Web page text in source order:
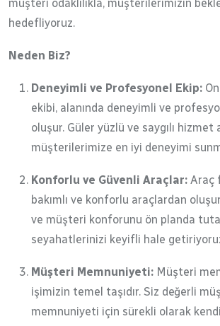
müşteri odaklılıkla, müşterilerimizin
hedefliyoruz.
Neden Biz?
Deneyimli ve Profesyonel Ekip:
ekibi, alanında deneyimli ve
oluşur. Güler yüzlü ve saygılı hizmet
müşterilerimize en iyi deneyimi
Konforlu ve Güvenli Araçlar: Araç
bakımlı ve konforlu araçlardan
ve müşteri konforunu ön planda
seyahatlerinizi keyifli hale
Müşteri Memnuniyeti: Müşteri
işimizin temel taşıdır. Siz değerli
memnuniyeti için sürekli olarak